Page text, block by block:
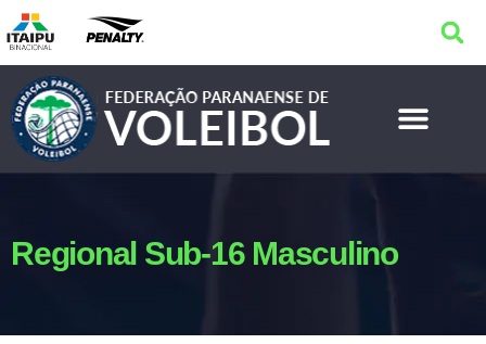
Regional Sub-16 Masculino